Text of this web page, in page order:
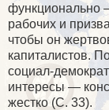
функционально
рабочих и
чтобы он
капиталистов.
социал-
интересы —
жестко (С. 33).